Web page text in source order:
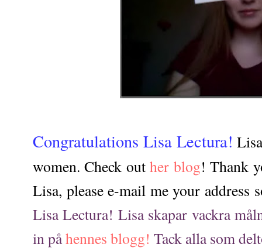
Congratulations Lisa Lectura!
women. Check outher blog! Thank
Lisa, please e-mail me your address
Lisa Lectura! Lisa skapar vackra
in påhennes blogg! Tack alla som